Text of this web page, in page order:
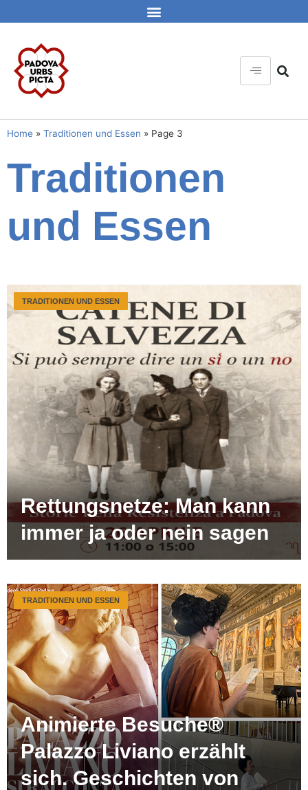
Home » Traditionen und Essen » Page 3
Traditionen
und Essen
Rettungsnetze: Man kann
immer ja oder nein sagen
TRADITIONEN UND ESSEN
Animierte Besuche®
Palazzo Liviano erzählt
sich. Geschichten von
TRADITIONEN UND ESSEN